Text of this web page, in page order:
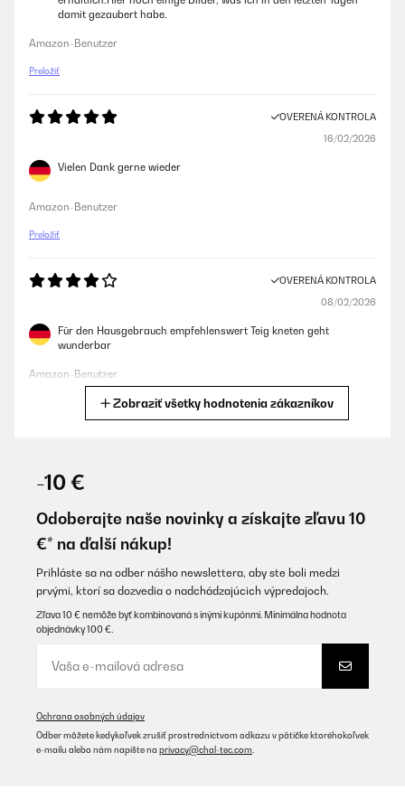
damit gezaubert habe.
Amazon-Benutzer
Preložiť
OVERENÁ KONTROLA
16/02/2026
Vielen Dank gerne wieder
Amazon-Benutzer
Preložiť
OVERENÁ KONTROLA
08/02/2026
Für den Hausgebrauch empfehlenswert Teig kneten geht
wunderbar
Amazon-Benutzer
Amazon user
OVERENÁ KONTROLA
Ich bin sehr zufrieden, eine wirklich empfehlenswerte
Preložiť
Zobraziť všetky hodnotenia zákazníkov
-10 €
Odoberajte naše novinky a získajte zľavu 10
€* na ďalší nákup!
Prihláste sa na odber nášho newslettera, aby ste boli medzi
prvými, ktorí sa dozvedia o nadchádzajúcich výpredajoch.
Zľava 10 € nemôže byť kombinovaná s inými kupónmi. Minimálna hodnota
objednávky 100 €.
Ochrana osobných údajov
Odber môžete kedykoľvek zrušiť prostredníctvom odkazu v pätičke ktoréhokoľvek
e-mailu alebo nám napíšte na privacy@chal-tec.com